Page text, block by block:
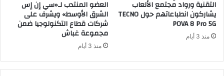
التقنية ورواد مجتمع الألعاب
يشاركون انطباعاتهم حول TECNO
POVA 8 Pro 5G
منذ 3 أيام
العضو المنتدب لـ«سي إن إس
الشرق الأوسط» ويشرف على
شركات قطاع التكنولوجيا ضمن
مجموعة غباش
منذ 3 أيام